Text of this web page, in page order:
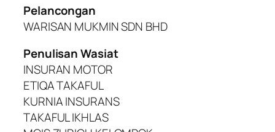
Pelancongan
WARISAN MUKMIN SDN BHD
Penulisan Wasiat
INSURAN MOTOR
ETIQA TAKAFUL
KURNIA INSURANS
TAKAFUL IKHLAS